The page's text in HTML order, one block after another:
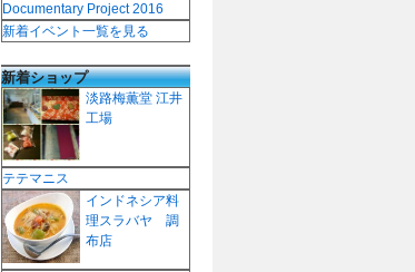
Documentary Project 2016
新着イベント一覧を見る
新着ショップ
淡路梅薫堂 江井
工場
テテマニス
インドネシア料
理スラバヤ 調
布店